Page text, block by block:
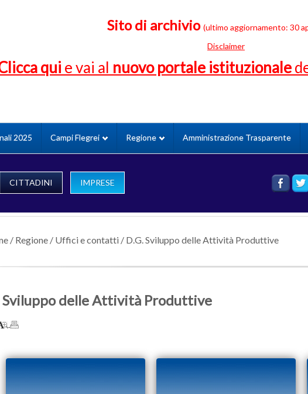
Sito di archivio (ultimo aggiornamento: 30
Disclaimer
qui e vai al nuovo portale istituzionale
2025 Campi Flegrei Regione Amministrazione Trasparente
CITTADINI IMPRESE
/ Regione / Uffici e contatti / D.G. Sviluppo delle Attività Produttive
Sviluppo delle Attività Produttive